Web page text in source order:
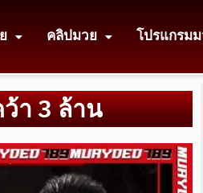
คลิปมวย โปรแกรม
า 3 ล้าน